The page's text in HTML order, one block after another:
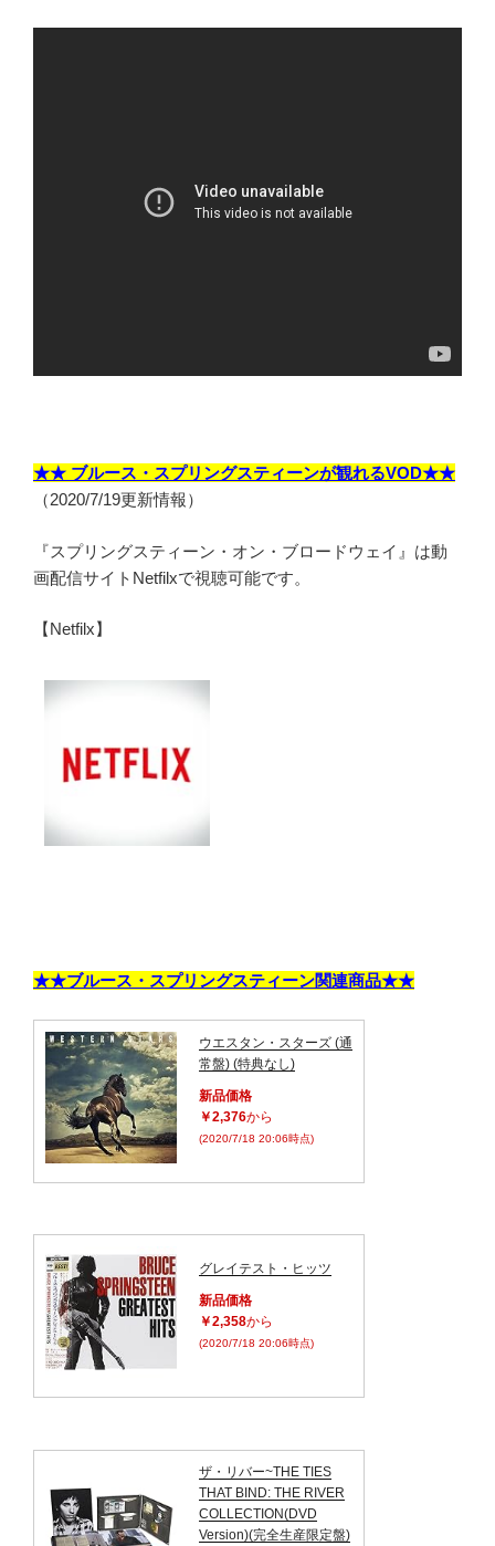
★★ ブルース・スプリングスティーンが観れるVOD★★
（2020/7/19更新情報）
『スプリングスティーン・オン・ブロードウェイ』は動
画配信サイトNetfilxで視聴可能です。
【Netfilx】
★★ブルース・スプリングスティーン関連商品★★
ウエスタン・スターズ (通
常盤) (特典なし)
新品価格
￥2,376から
(2020/7/18 20:06時点)
グレイテスト・ヒッツ
新品価格
￥2,358から
(2020/7/18 20:06時点)
ザ・リバー~THE TIES
THAT BIND: THE RIVER
COLLECTION(DVD
Version)(完全生産限定盤)